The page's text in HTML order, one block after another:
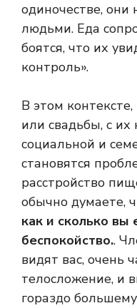
одиночестве, они
людьми. Еда
боятся, что их
контроль».
В этом
или свадьбы, с
социальной и
становятся
расстройство
обычно думаете,
как и сколько вы
беспокойство..
видят вас, очень
телосложение, и
гораздо